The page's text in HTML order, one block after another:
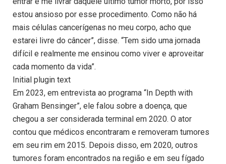
estou ansioso por esse procedimento. Como não há
mais células cancerígenas no meu corpo, acho que
estarei livre do câncer”, disse. “Tem sido uma jornada
difícil e realmente me ensinou como viver e aproveitar
cada momento da vida”.
Initial plugin text
Em 2023, em entrevista ao programa “In Depth with
Graham Bensinger”, ele falou sobre a doença, que
chegou a ser considerada terminal em 2020. O ator
contou que médicos encontraram e removeram tumores
em seu rim em 2015. Depois disso, em 2020, outros
tumores foram encontrados na região e em seu fígado